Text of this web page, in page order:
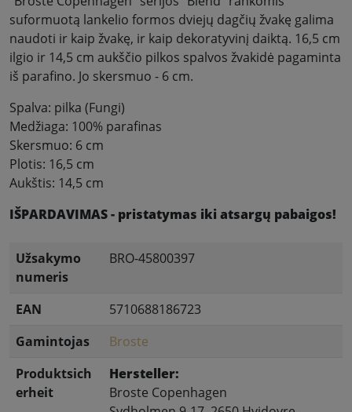
suformuotą lankelio formos dviejų dagčių žvakę galima
naudoti ir kaip žvakę, ir kaip dekoratyvinį daiktą. 16,5 cm
ilgio ir 14,5 cm aukščio pilkos spalvos žvakidė pagaminta
iš parafino. Jo skersmuo - 6 cm.
Spalva: pilka (Fungi)
Medžiaga: 100% parafinas
Skersmuo: 6 cm
Plotis: 16,5 cm
Aukštis: 14,5 cm
IŠPARDAVIMAS - pristatymas iki atsargų pabaigos!
Užsakymo
numeris
BRO-45800397
EAN
5710688186723
Gamintojas
Broste
Produktsich
erheit
Hersteller:
Broste Copenhagen